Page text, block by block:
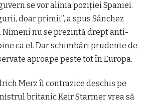
se vor alinia poziției Spaniei.
doar primii”, a spus Sánchez
Nimeni nu se prezintă drept anti-
ca el. Dar schimbări prudente de
aproape peste tot în Europa.
Merz îl contrazice deschis pe
britanic Keir Starmer vrea să